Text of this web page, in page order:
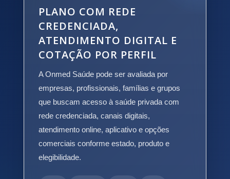
PLANO COM REDE
CREDENCIADA,
ATENDIMENTO DIGITAL E
COTAÇÃO POR PERFIL
A Onmed Saúde pode ser avaliada por
empresas, profissionais, famílias e grupos
que buscam acesso à saúde privada com
rede credenciada, canais digitais,
atendimento online, aplicativo e opções
comerciais conforme estado, produto e
elegibilidade.